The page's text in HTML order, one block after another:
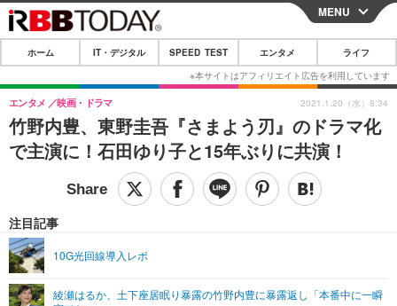
CLOSE
ホーム
IT・デジタル
IT・デジタルTOP スマートフォン
ガジェット・ツール
ショッピング その他
SPEED TEST
エンタメTOP 映画・ドラマ
ライフTOP
リリース一覧
プッシュ通知の停止方法
MENU
ホーム IT・デジタル SPEED TEST エンタメ ライフ
竹野内豊、東野圭吾『さまよう刃』のドラマ化
で主演に！石田ゆり子と15年ぶりに共演！
エンタメ 映画・ドラマ
注目記事
10G光回線導入レポ
綾瀬はるか、土下座居眠り暴露の竹野内豊に暴露返し「本番中に一瞬
2021.1.20（水）8:34